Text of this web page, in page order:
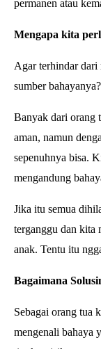
permanen atau
Mengapa kita
Agar terhindar dari
sumber
Banyak dari orang
aman, namun
sepenuhnya bisa.
mengandung
Jika itu semua
terganggu dan kita
anak. Tentu itu
Bagaimana
Sebagai orang tua
mengenali bahaya